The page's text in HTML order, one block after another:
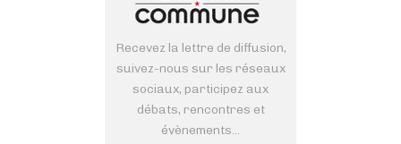
Recevez la lettre de diffusion,
suivez-nous sur les réseaux
sociaux, participez aux
débats, rencontres et
évènements...